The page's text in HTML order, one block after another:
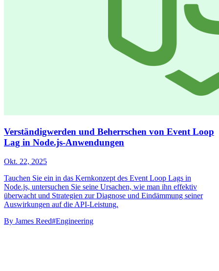
Verständigwerden und Beherrschen von Event Loop
Lag in Node.js-Anwendungen
Okt. 22, 2025
Tauchen Sie ein in das Kernkonzept des Event Loop Lags in
Node.js, untersuchen Sie seine Ursachen, wie man ihn effektiv
überwacht und Strategien zur Diagnose und Eindämmung seiner
Auswirkungen auf die API-Leistung.
By James Reed#Engineering